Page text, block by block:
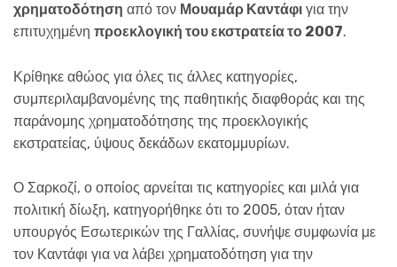
χρηματοδότηση από τον Μουαμάρ Καντάφι για την
επιτυχημένη προεκλογική του εκστρατεία το 2007.
Κρίθηκε αθώος για όλες τις άλλες κατηγορίες,
συμπεριλαμβανομένης της παθητικής διαφθοράς και της
παράνομης χρηματοδότησης της προεκλογικής
εκστρατείας, ύψους δεκάδων εκατομμυρίων.
Ο Σαρκοζί, ο οποίος αρνείται τις κατηγορίες και μιλά για
πολιτική δίωξη, κατηγορήθηκε ότι το 2005, όταν ήταν
υπουργός Εσωτερικών της Γαλλίας, συνήψε συμφωνία με
τον Καντάφι για να λάβει χρηματοδότηση για την